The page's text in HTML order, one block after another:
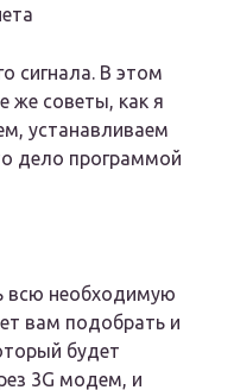
сигнала. В этом
же советы, как я
устанавливаем
дело программой
всю необходимую
вам подобрать и
будет
3G модем, и